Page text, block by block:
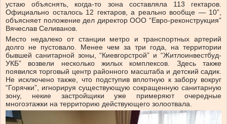
устаю объяснять, когда-то зона составляла 113 гектаров.
Официально осталось 12 гектаров, а реально вообще — 10”,
объясняет положение дел директор ООО “Евро-реконструкция”
Вячеслав Селиванов.
Место недалеко от станции метро и транспортных артерий
долго не пустовало. Менее чем за три года, на территории
бывшей санитарной зоны, “Киевгорстрой” и “Житлоинвестбуд-
УКБ” возвели несколько жилых комплексов. Здесь также
появился торговый центр районного масштаба и детский садик.
Не исключено также, что подступив вплотную к забору вокруг
“Горячки”, игнорируя существующую сокращенную санитарную
зону, некие застройщики уже примеряют очередные
многоэтажки на территорию действующего золоотвала.